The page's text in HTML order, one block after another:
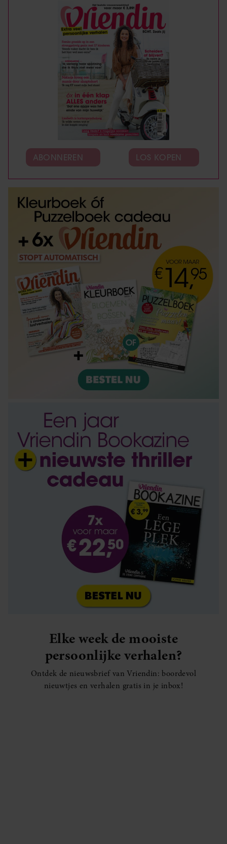
ABONNEREN LOS KOPEN
Elke week de mooiste
persoonlijke verhalen?
Ontdek de nieuwsbrief van Vriendin: boordevol
nieuwtjes en verhalen gratis in je inbox!